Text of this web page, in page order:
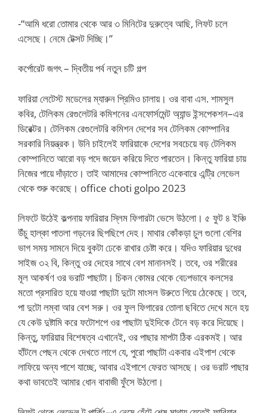
-“আমি ধরো তোমার থেকে আর ৩ মিনিটের দুরুত্বে আছি, লিফট চলে
এসেছে। নেমে টেক্সট দিচ্ছি।”
কর্পোরেট জগৎ – দ্বিতীয় পর্ব নতুন চটি গল্প
ফারিয়া লেটেস্ট মডেলের ম্যারুন প্রিমিও চালায়। ওর বাবা এস. শামসুল
কবির, টেলিকম রেগুলেটরি কমিশনের এনফোর্সমেন্ট অ্যান্ড ইন্সপেকশন–এর
ডিরেক্টর। টেলিকম রেগুলেটরি কমিশন দেশের সব টেলিকম কোম্পানির
সরকারি নিয়ন্ত্রক। উনি চাইলেই ফারিয়াকে দেশের সবচেয়ে বড় টেলিকম
কোম্পানিতে আরো বড় পদে জয়েন করিয়ে দিতে পারতেন। কিন্তু ফারিয়া চায়
নিজের পায়ে দাঁড়াতে। তাই আমাদের কোম্পানিতে একেবারে এন্ট্রি লেভেল
থেকে শুরু করেছে। office choti golpo 2023
লিফটে উঠেই কল্পনায় ফারিয়ার স্লিম ফিগারটা ভেসে উঠলো। ৫ ফুট ৪ ইঞ্চি
উঁচু হাল্কা পাতলা গড়নের ছিপছিপে দেহ। মাথার কোঁকড়া চুল গুলো বেশির
ভাগ সময় সামনে দিয়ে বুকটা ঢেকে রাখার চেষ্টা করে। যদিও ফারিয়ার দুধের
সাইজ ৩২ বি, কিন্তু ওর দেহের সাথে বেশ মানানসই। তবে, ওর শরীরের
মূল আকর্ষণ ওর ভরাট পাছাটা। চিকন কোমর থেকে বেঢপভাবে কলসের
মতো প্রসারিত হয়ে যাওয়া পাছাটা দুটো মাংসল উরুতে গিয়ে ঠেকেছে। তবে,
পা দুটো লম্বা আর বেশ সরু। ওর ফুল ফিগারের তোলা ছবিতে দেখে মনে হয়
যে কেউ দুষ্টামি করে ফটোশপে ওর পাছাটা দুইদিকে টেনে বড় করে দিয়েছে।
কিন্তু, ফারিয়ার বিশেষত্ব এখানেই, ওর পাছার মাপটা ঠিক এরকমই। আর
হাঁটলে পেছন থেকে দেখতে লাগে যে, পুরো পাছাটা একবার এইপাশ থেকে
লাফিয়ে অন্য পাশে যাচ্ছে, আবার এইপাশে ফেরত আসছে। ওর ভরাট পাছার
কথা ভাবতেই আমার ধোন বাবাজী ফুঁসে উঠলো।